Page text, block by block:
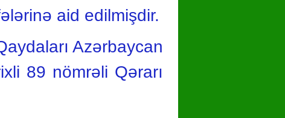
aid edilmişdir.
Azərbaycan
89 nömrəli Qərarı